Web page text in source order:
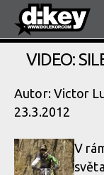
VIDEO:
Autor: Victor
23.3.2012
V
světa